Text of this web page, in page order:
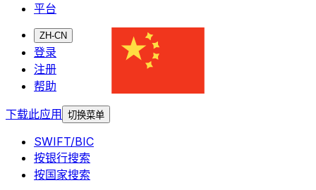
平台
ZH-CN
登录
注册
帮助
下载此应用
切换菜单
SWIFT/BIC
按银行搜索
按国家搜索